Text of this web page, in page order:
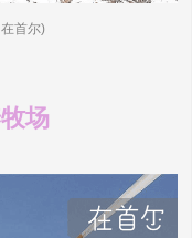
首尔)
场